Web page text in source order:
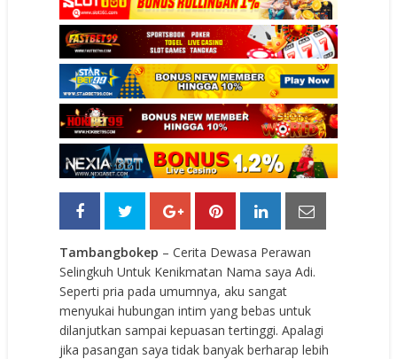
Tambangbokep – Cerita Dewasa Perawan
Selingkuh Untuk Kenikmatan Nama saya Adi.
Seperti pria pada umumnya, aku sangat
menyukai hubungan intim yang bebas untuk
dilanjutkan sampai kepuasan tertinggi. Apalagi
jika pasangan saya tidak banyak berharap lebih